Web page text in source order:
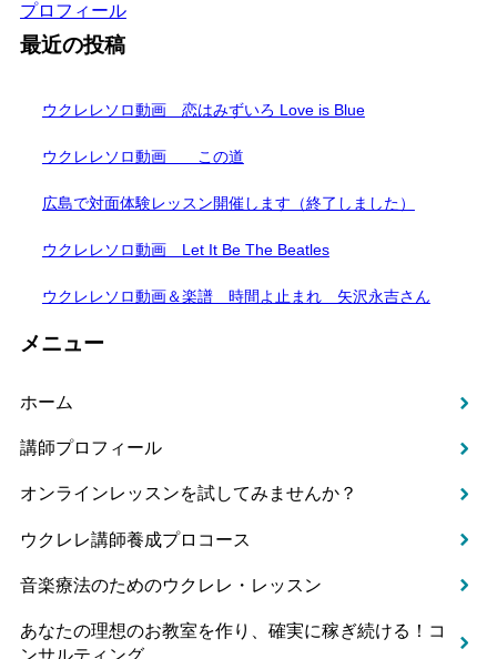
プロフィール
最近の投稿
ウクレレソロ動画 恋はみずいろ Love is Blue
ウクレレソロ動画 この道
広島で対面体験レッスン開催します（終了しました）
ウクレレソロ動画 Let It Be The Beatles
ウクレレソロ動画＆楽譜 時間よ止まれ 矢沢永吉さん
メニュー
ホーム
講師プロフィール
オンラインレッスンを試してみませんか？
ウクレレ講師養成プロコース
音楽療法のためのウクレレ・レッスン
あなたの理想のお教室を作り、確実に稼ぎ続ける！コ
ンサルティング